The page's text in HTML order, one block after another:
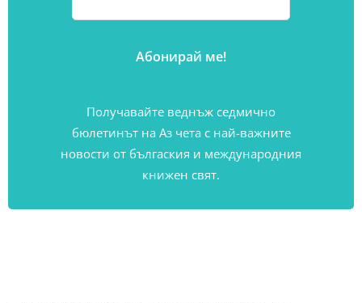
Получавайте веднъж седмично
бюлетинът на Аз чета с най-важните
новости от бългаския и международния
книжен свят.